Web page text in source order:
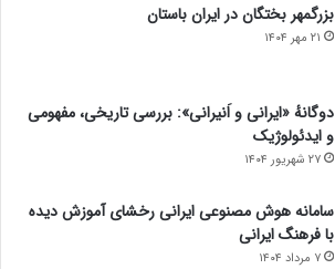
بزرگمهر بختگان در ایران باستان
۲۱ مهر ۱۴۰۴
دوگانهٔ «ایرانی و اَنیرانی»: بررسی تاریخی، مفهومی
و ایدئولوژیک
۲۷ شهریور ۱۴۰۴
سامانه هوش مصنوعی ایرانی رخشای آموزش دیده
با فرهنگ ایرانی
۷ مرداد ۱۴۰۴